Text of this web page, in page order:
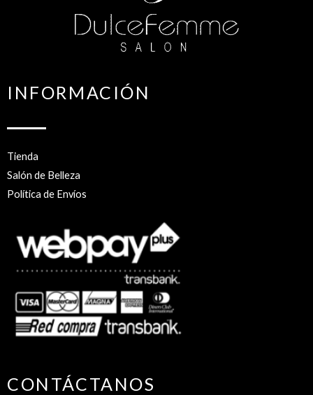
INFORMACIÓN
Tienda
Salón de Belleza
Política de Envíos
CONTÁCTANOS